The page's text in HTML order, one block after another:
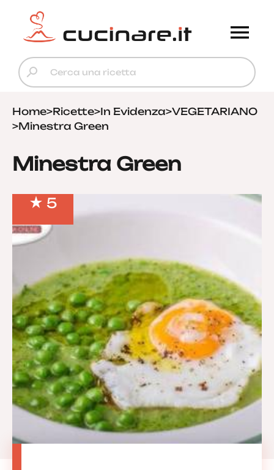
Home>Ricette>In Evidenza>VEGETARIANO
>Minestra Green
Minestra Green
5